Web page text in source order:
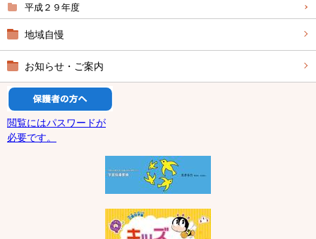
平成２９年度
地域自慢
お知らせ・ご案内
閲覧にはパスワードが
必要です。